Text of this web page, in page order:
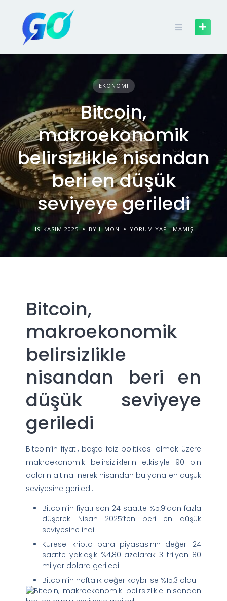
EKONOMI
Bitcoin,
makroekonomik
belirsizlikle nisandan
beri en düşük
seviyeye geriledi
19 KASIM 2025 BY LIMON YORUM YAPILMAMIŞ
Bitcoin,
makroekonomik
belirsizlikle
nisandan beri en
düşük seviyeye
geriledi
Bitcoin’in fiyatı, başta faiz politikası olmak üzere
makroekonomik belirsizliklerin etkisiyle 90 bin
doların altına inerek nisandan bu yana en düşük
seviyesine geriledi.
Bitcoin’in fiyatı son 24 saatte %5,9’dan fazla
düşerek Nisan 2025’ten beri en düşük
seviyesine indi.
Küresel kripto para piyasasının değeri 24
saatte yaklaşık %4,80 azalarak 3 trilyon 80
milyar dolara geriledi.
Bitcoin’in haftalık değer kaybı ise %15,3 oldu.